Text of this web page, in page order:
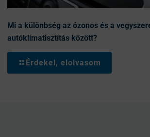
Mi a különbség az ózonos és a
autóklímatisztítás között?
Érdekel, elolvasom